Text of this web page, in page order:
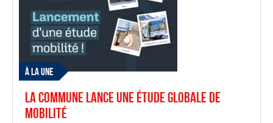
À LA UNE
La Commune lance une étude globale de
mobilité